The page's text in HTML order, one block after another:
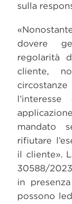
sulla
dovere
regolarità
cliente,
mandato
rifiutare
il cliente».
30588/
in
possono